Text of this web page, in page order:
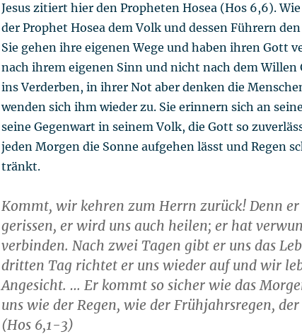
Jesus zitiert hier den Propheten Hosea (Hos 6,6). Wie
der Prophet Hosea dem Volk und dessen Führern
Sie gehen ihre eigenen Wege und haben ihren Gott
nach ihrem eigenen Sinn und nicht nach dem Willen
ins Verderben, in ihrer Not aber denken die
wenden sich ihm wieder zu. Sie erinnern sich an
seine Gegenwart in seinem Volk, die Gott so
jeden Morgen die Sonne aufgehen lässt und Regen
tränkt.
Kommt, wir kehren zum Herrn zurück! Denn
gerissen, er wird uns auch heilen; er hat
verbinden. Nach zwei Tagen gibt er uns das
dritten Tag richtet er uns wieder auf und wir
Angesicht. … Er kommt so sicher wie das
uns wie der Regen, wie der Frühjahrsregen,
(Hos 6,1-3)